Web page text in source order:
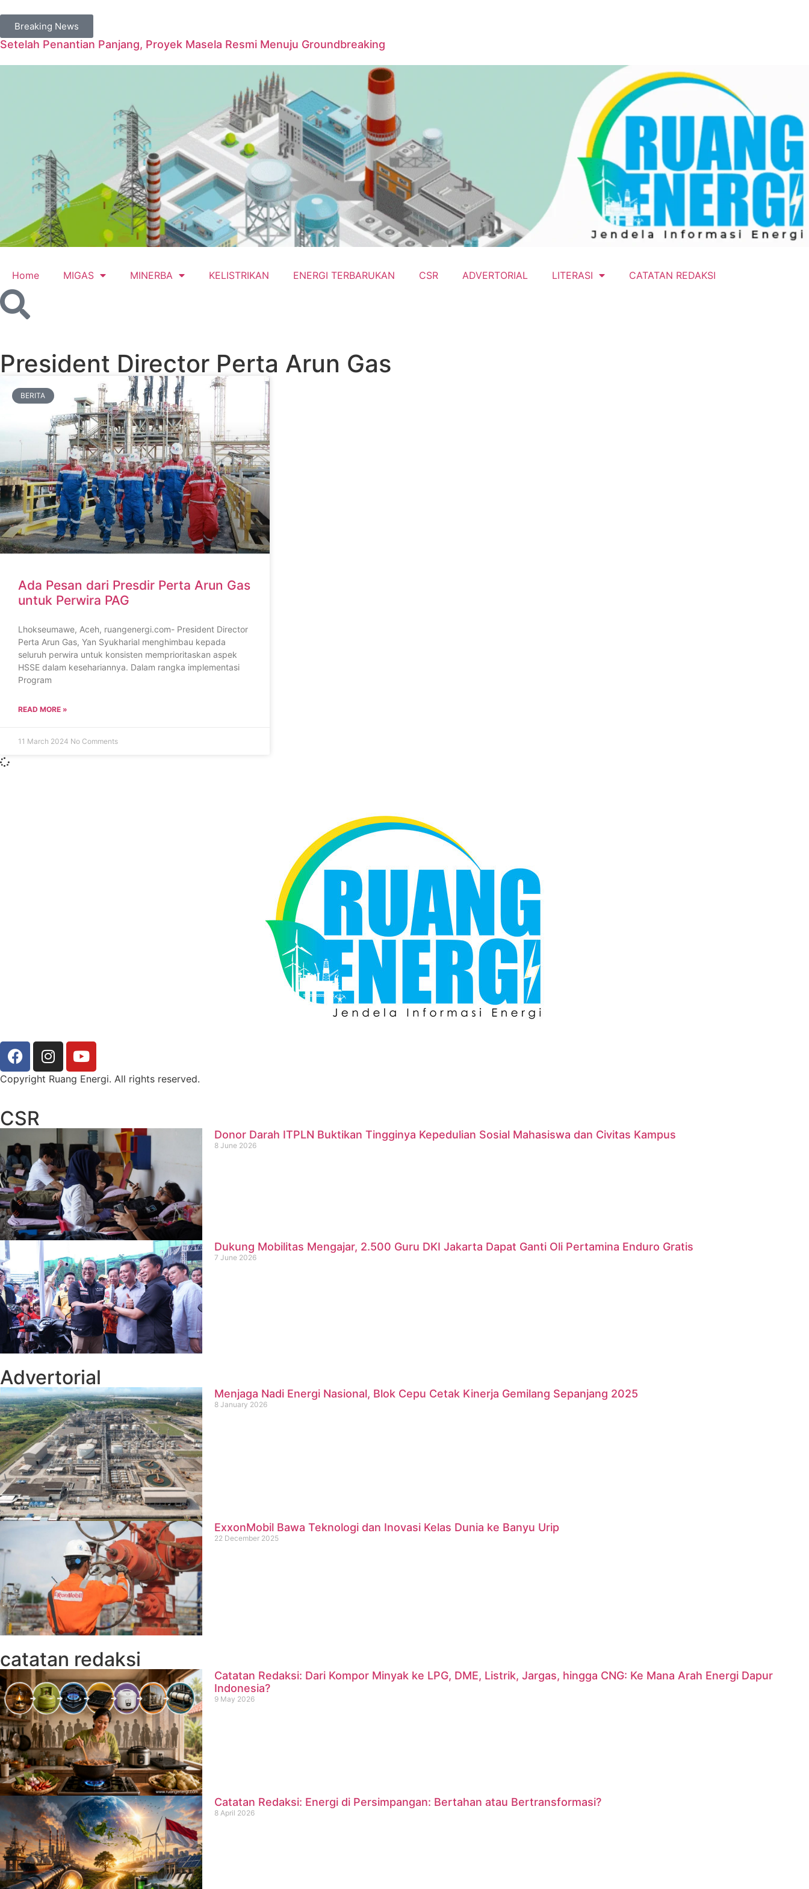
Breaking News
Setelah Penantian Panjang, Proyek Masela Resmi Menuju Groundbreaking
Home MIGAS MINERBA KELISTRIKAN ENERGI TERBARUKAN CSR ADVERTORIAL LITERASI CATATAN REDAKSI
President Director Perta Arun Gas
BERITA
Ada Pesan dari Presdir Perta Arun Gas
untuk Perwira PAG
Lhokseumawe, Aceh, ruangenergi.com- President Director
Perta Arun Gas, Yan Syukharial menghimbau kepada
seluruh perwira untuk konsisten memprioritaskan aspek
HSSE dalam kesehariannya. Dalam rangka implementasi
Program
READ MORE »
11 March 2024 No Comments
Copyright Ruang Energi. All rights reserved.
CSR
Donor Darah ITPLN Buktikan Tingginya Kepedulian Sosial Mahasiswa dan Civitas Kampus
8 June 2026
Dukung Mobilitas Mengajar, 2.500 Guru DKI Jakarta Dapat Ganti Oli Pertamina Enduro Gratis
7 June 2026
Advertorial
Menjaga Nadi Energi Nasional, Blok Cepu Cetak Kinerja Gemilang Sepanjang 2025
8 January 2026
ExxonMobil Bawa Teknologi dan Inovasi Kelas Dunia ke Banyu Urip
22 December 2025
catatan redaksi
Catatan Redaksi: Dari Kompor Minyak ke LPG, DME, Listrik, Jargas, hingga CNG: Ke Mana Arah Energi Dapur
Indonesia?
9 May 2026
Catatan Redaksi: Energi di Persimpangan: Bertahan atau Bertransformasi?
8 April 2026